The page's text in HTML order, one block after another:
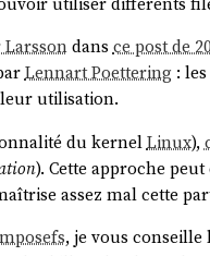
Larssondans ce post de
Lennart Poettering: les
utilisation.
du kernelLinux),
). Cette approche
assez mal cette
, je vous conseille